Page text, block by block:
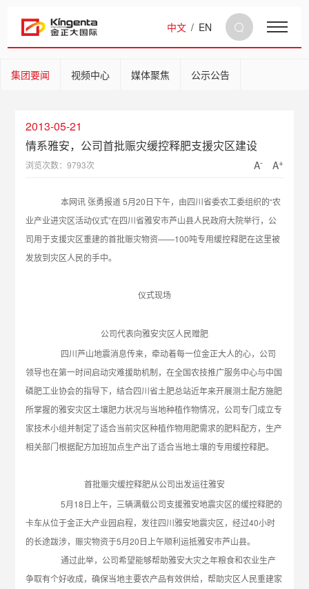
中文 / EN
集团要闻 视频中心 媒体聚焦 公示公告
2013-05-21
情系雅安，公司首批赈灾缓控释肥支援灾区建设
浏览次数：9793次 A- A+
本网讯 张勇报道 5月20日下午，由四川省委农工委组织的“农
业产业进灾区活动仪式”在四川省雅安市芦山县人民政府大院举行，公
司用于支援灾区重建的首批赈灾物资——100吨专用缓控释肥在这里被
发放到灾区人民的手中。
仪式现场
公司代表向雅安灾区人民赠肥
四川芦山地震消息传来，牵动着每一位金正大人的心，公司
领导也在第一时间启动灾难援助机制，在全国农技推广服务中心与中国
磷肥工业协会的指导下，结合四川省土肥总站近年来开展测土配方施肥
所掌握的雅安灾区土壤肥力状况与当地种植作物情况，公司专门成立专
家技术小组并制定了适合当前灾区种植作物用肥需求的肥料配方，生产
相关部门根据配方加班加点生产出了适合当地土壤的专用缓控释肥。
首批赈灾缓控释肥从公司出发运往雅安
5月18日上午，三辆满载公司支援雅安地震灾区的缓控释肥的
卡车从位于金正大产业园启程，发往四川雅安地震灾区，经过40小时
的长途跋涉，赈灾物资于5月20日上午顺利运抵雅安市芦山县。
通过此举，公司希望能够帮助雅安大灾之年粮食和农业生产
争取有个好收成，确保当地主要农产品有效供给，帮助灾区人民重建家